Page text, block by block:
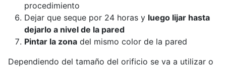
procedimiento
Dejar que seque por 24 horas y luego lijar hasta
dejarlo a nivel de la pared
Pintar la zona del mismo color de la pared
Dependiendo del tamaño del orificio se va a utilizar o